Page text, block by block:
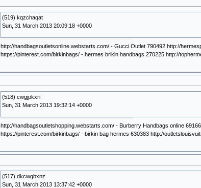
(519) kqzchaqat
Sun, 31 March 2013 20:09:18 +0000
http://handbagsoutletsonline.webstarts.com/ - Gucci Outlet 790492 http://
https://pinterest.com/birkinbags/ - hermes brikin handbags 270225 http://
(518) cwgjpkxri
Sun, 31 March 2013 19:32:14 +0000
http://handbagsoutletshopping.webstarts.com/ - Burberry Handbags online
https://pinterest.com/birkinbags/ - birkin bag hermes 630383 http://
(517) dkcwgbxnz
Sun, 31 March 2013 13:37:42 +0000